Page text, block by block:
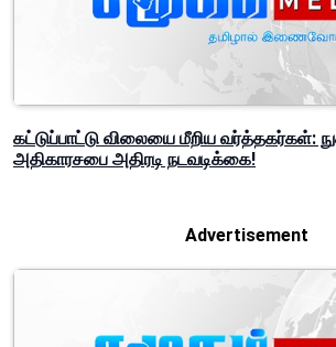
மருத்துவமனை வாசலில் அரங்கேறிய
சைக்கிளிலேயே குழந்தை பெற்றெடுத்த தாய்!